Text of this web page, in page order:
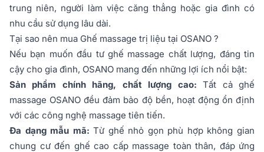
trung niên, người làm việc căng thẳng hoặc gia đình có
nhu cầu sử dụng lâu dài.
Tại sao nên mua Ghế massage trị liệu tại OSANO ?
Nếu bạn muốn đầu tư ghế massage chất lượng, đáng tin
cậy cho gia đình, OSANO mang đến những lợi ích nổi bật:
Sản phẩm chính hãng, chất lượng cao: Tất cả ghế
massage OSANO đều đảm bảo độ bền, hoạt động ổn định
với các công nghệ massage tiên tiến.
Đa dạng mẫu mã: Từ ghế nhỏ gọn phù hợp không gian
chung cư đến ghế cao cấp massage toàn thân, đáp ứng